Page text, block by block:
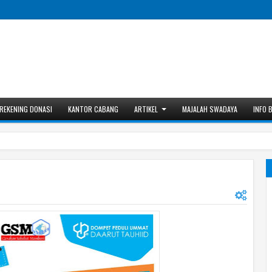
REKENING DONASI KANTOR CABANG ARTIKEL MAJALAH SWADAYA INFO